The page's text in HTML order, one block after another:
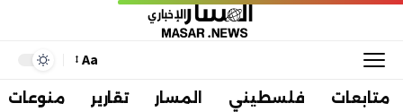
Aa
متابعات فلسطيني المسار تقارير منوعات